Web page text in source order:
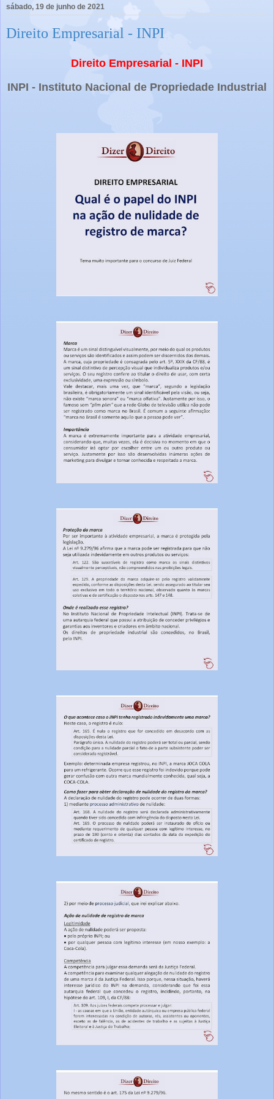
sábado, 19 de junho de 2021
Direito Empresarial - INPI
Direito Empresarial - INPI
INPI - Instituto Nacional de Propriedade Industrial